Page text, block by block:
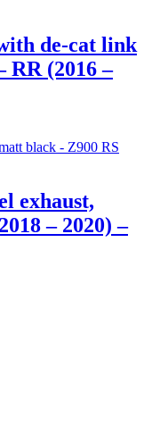
de-cat link
RR (2016 –
exhaust,
– 2020) –